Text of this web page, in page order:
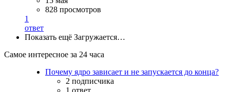
828 просмотров
1
ответ
Показать ещё Загружается…
Самое интересное за 24 часа
Почему ядро зависает и не запускается до конца?
2 подписчика
1 ответ